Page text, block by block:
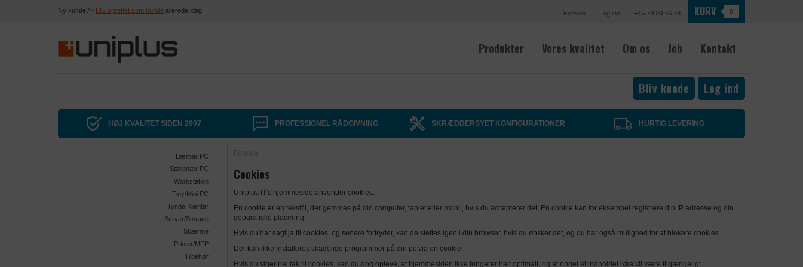
Ny kunde? - Bliv oprettet som kunde allerede idag Forside Log ind +45 70 20 76 78 KURV 0
Produkter Vores kvalitet Om os Job Kontakt
Bliv kunde Log ind
HØJ KVALITET SIDEN 2007 PROFESSIONEL RÅDGIVNING SKRÆDDERSYET KONFIGURATIONER HURTIG LEVERING
Bærbar PC
Stationær PC
Workstation
Tiny/Mini PC
Tynde Klienter
Server/Storage
Skærme
Printer/MFP
Tilbehør
Forside
Cookies
Uniplus IT's hjemmeside anvender cookies.
En cookie er en tekstfil, der gemmes på din computer, tablet eller mobil, hvis du accepterer det. En cookie kan for eksempel registrere din IP adresse og din
geografiske placering.
Hvis du har sagt ja til cookies, og senere fortryder, kan de slettes igen i din browser, hvis du ønsker det, og du har også mulighed for at blokere cookies.
Der kan ikke installeres skadelige programmer på din pc via en cookie.
Hvis du siger nej tak til cookies, kan du dog opleve, at hjemmesiden ikke fungerer helt optimalt, og at noget af indholdet ikke vil være tilgængeligt.